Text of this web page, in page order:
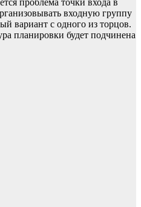
входную группу
вариант с одного из торцов.
планировки будет подчинена